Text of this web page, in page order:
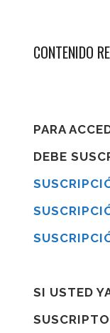
CONTENIDO
PARA
DEBE
SI USTED
SUSCRIPTO